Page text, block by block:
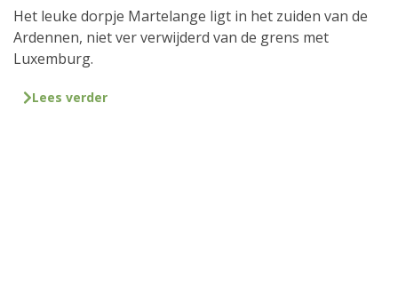
Het leuke dorpje Martelange ligt in het zuiden van de
Ardennen, niet ver verwijderd van de grens met
Luxemburg.
Lees verder